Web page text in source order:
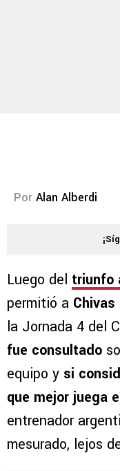
Por Alan Alberdi
Luego del triunfo
permitió a Chivas
la Jornada 4 del
fue consultado
equipo y si
que mejor juega
entrenador
mesurado, lejos